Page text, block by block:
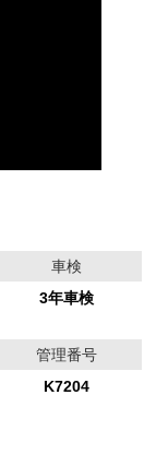
車検
3年車検
管理番号
K7204